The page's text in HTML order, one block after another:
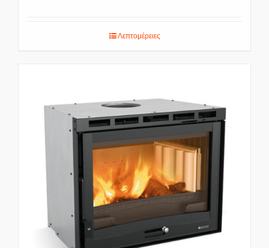
Λεπτομέρειες